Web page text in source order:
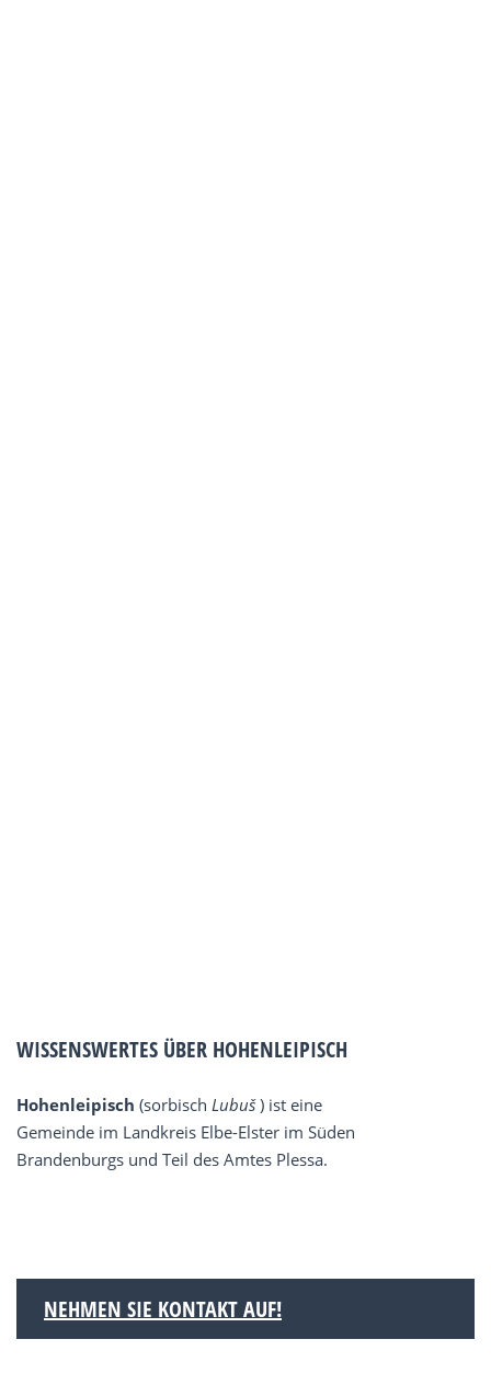
WISSENSWERTES ÜBER HOHENLEIPISCH
Hohenleipisch (sorbisch Lubuš) ist eine
Gemeinde im Landkreis Elbe-Elster im Süden
Brandenburgs und Teil des Amtes Plessa.
NEHMEN SIE KONTAKT AUF!